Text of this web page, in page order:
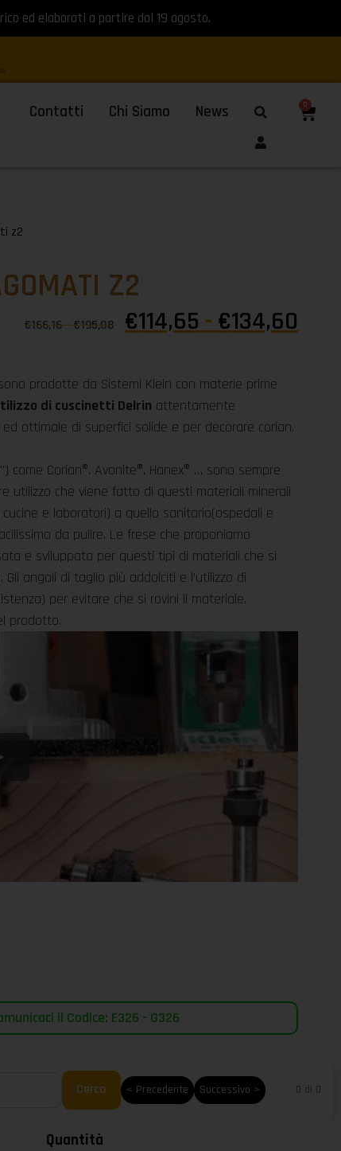
ed elaborati a partire dal 19 agosto.
Contatti Chi Siamo News 0
z2
Z2
€166,16-€195,08 €114,65 - €134,60
prodotte da Sistemi Klein con materie prime
di cuscinetti Delrin attentamente
ottimale di superfici solide e per decorare corian.
come Corian®. Avonite®. Hanex® … sono sempre
utilizzo che viene fatto di questi materiali minerali
e laboratori) a quello sanitario(ospedali e
da pulire. Le frese che proponiamo
e sviluppata per questi tipi di materiali che si
angoli di taglio più addolciti e l’utilizzo di
per evitare che si rovini il materiale.
prodotto.
il Codice: E326 - G326
Cerca < Precedente Successivo > 0 di 0
Quantità